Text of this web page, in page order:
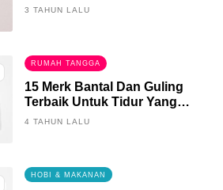
3 TAHUN LALU
RUMAH TANGGA
15 Merk Bantal Dan Guling
Terbaik Untuk Tidur Yang
Berkualitas
4 TAHUN LALU
HOBI & MAKANAN